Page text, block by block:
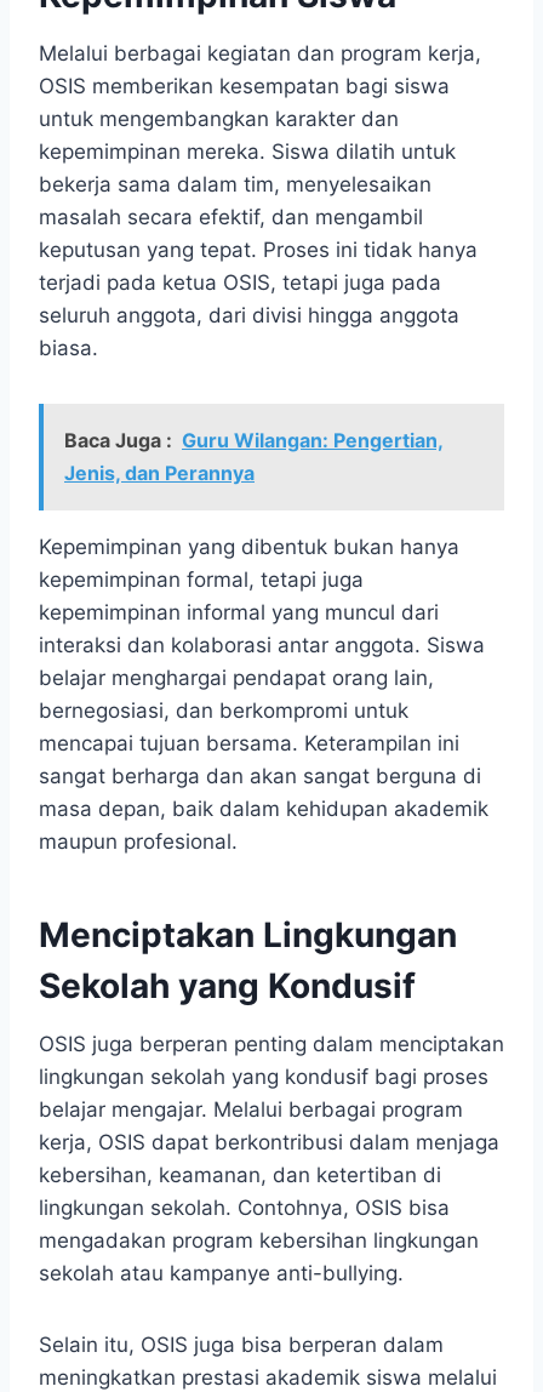
Melalui berbagai kegiatan dan program kerja,
OSIS memberikan kesempatan bagi siswa
untuk mengembangkan karakter dan
kepemimpinan mereka. Siswa dilatih untuk
bekerja sama dalam tim, menyelesaikan
masalah secara efektif, dan mengambil
keputusan yang tepat. Proses ini tidak hanya
terjadi pada ketua OSIS, tetapi juga pada
seluruh anggota, dari divisi hingga anggota
biasa.
Baca Juga : Guru Wilangan: Pengertian,
Jenis, dan Perannya
Kepemimpinan yang dibentuk bukan hanya
kepemimpinan formal, tetapi juga
kepemimpinan informal yang muncul dari
interaksi dan kolaborasi antar anggota. Siswa
belajar menghargai pendapat orang lain,
bernegosiasi, dan berkompromi untuk
mencapai tujuan bersama. Keterampilan ini
sangat berharga dan akan sangat berguna di
masa depan, baik dalam kehidupan akademik
maupun profesional.
Menciptakan Lingkungan
Sekolah yang Kondusif
OSIS juga berperan penting dalam menciptakan
lingkungan sekolah yang kondusif bagi proses
belajar mengajar. Melalui berbagai program
kerja, OSIS dapat berkontribusi dalam menjaga
kebersihan, keamanan, dan ketertiban di
lingkungan sekolah. Contohnya, OSIS bisa
mengadakan program kebersihan lingkungan
sekolah atau kampanye anti-bullying.
Selain itu, OSIS juga bisa berperan dalam
meningkatkan prestasi akademik siswa melalui